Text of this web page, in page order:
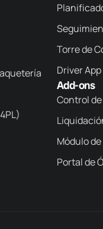
Torre de
Driver App
Add-ons
Control
Módulo
Portal de